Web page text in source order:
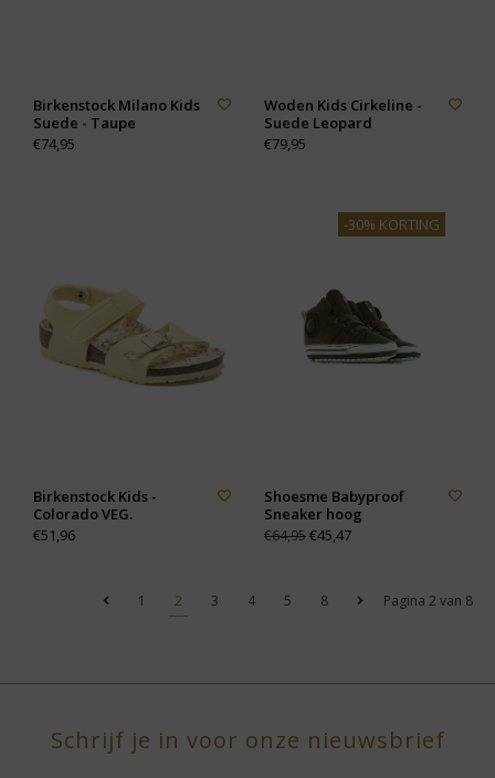
Birkenstock Milano Kids
Suede - Taupe
€74,95
Woden Kids Cirkeline -
Suede Leopard
€79,95
Birkenstock Kids -
Colorado VEG.
€51,96
-30% KORTING
Shoesme Babyproof
Sneaker hoog
€64,95€45,47
Pagina 2 van 8
1 2 3 4 5 8
Schrijf je in voor onze nieuwsbrief